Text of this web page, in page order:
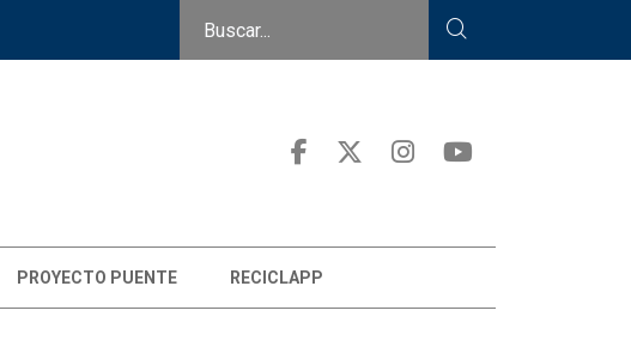
PROYECTO PUENTE RECICLAPP